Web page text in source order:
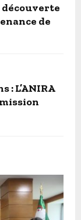
découverte
de
: L’ANIRA